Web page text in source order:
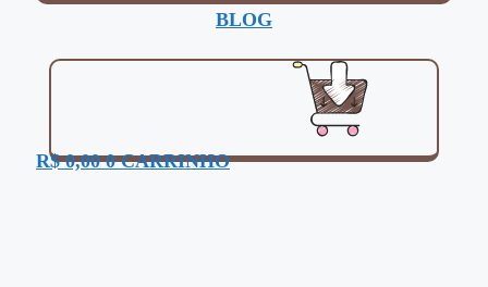
BLOG
R$0,00 0 CARRINHO